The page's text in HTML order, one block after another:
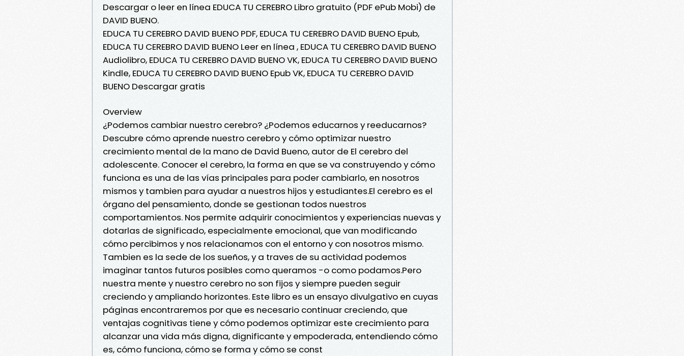
Descargar o leer en línea EDUCA TU CEREBRO Libro gratuito (PDF ePub Mobi) de
DAVID BUENO.
EDUCA TU CEREBRO DAVID BUENO PDF, EDUCA TU CEREBRO DAVID BUENO Epub,
EDUCA TU CEREBRO DAVID BUENO Leer en línea , EDUCA TU CEREBRO DAVID BUENO
Audiolibro, EDUCA TU CEREBRO DAVID BUENO VK, EDUCA TU CEREBRO DAVID BUENO
Kindle, EDUCA TU CEREBRO DAVID BUENO Epub VK, EDUCA TU CEREBRO DAVID
BUENO Descargar gratis
Overview
¿Podemos cambiar nuestro cerebro? ¿Podemos educarnos y reeducarnos?
Descubre cómo aprende nuestro cerebro y cómo optimizar nuestro
crecimiento mental de la mano de David Bueno, autor de El cerebro del
adolescente. Conocer el cerebro, la forma en que se va construyendo y cómo
funciona es una de las vías principales para poder cambiarlo, en nosotros
mismos y tambien para ayudar a nuestros hijos y estudiantes.El cerebro es el
órgano del pensamiento, donde se gestionan todos nuestros
comportamientos. Nos permite adquirir conocimientos y experiencias nuevas y
dotarlas de significado, especialmente emocional, que van modificando
cómo percibimos y nos relacionamos con el entorno y con nosotros mismo.
Tambien es la sede de los sueños, y a traves de su actividad podemos
imaginar tantos futuros posibles como queramos -o como podamos.Pero
nuestra mente y nuestro cerebro no son fijos y siempre pueden seguir
creciendo y ampliando horizontes. Este libro es un ensayo divulgativo en cuyas
páginas encontraremos por que es necesario continuar creciendo, que
ventajas cognitivas tiene y cómo podemos optimizar este crecimiento para
alcanzar una vida más digna, dignificante y empoderada, entendiendo cómo
es, cómo funciona, cómo se forma y cómo se const